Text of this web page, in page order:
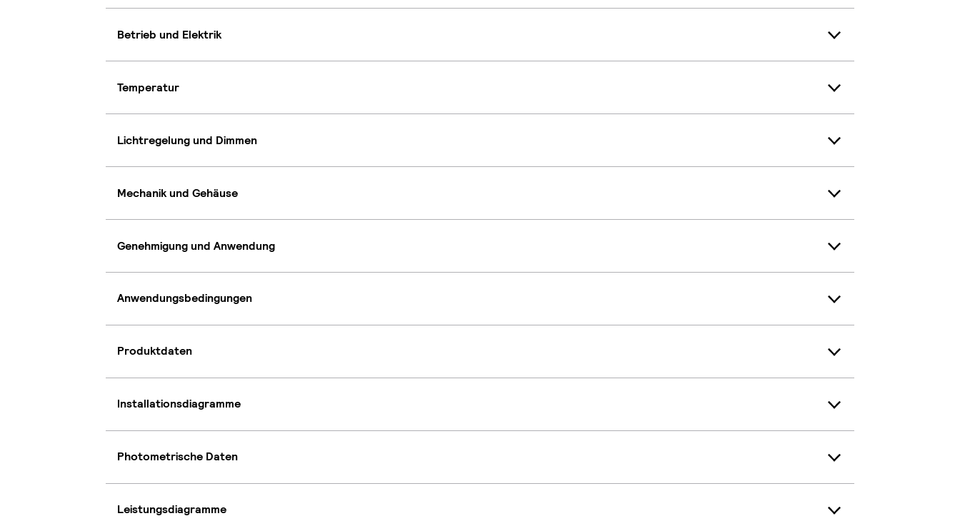
Betrieb und Elektrik
Temperatur
Lichtregelung und Dimmen
Mechanik und Gehäuse
Genehmigung und Anwendung
Anwendungsbedingungen
Produktdaten
Installationsdiagramme
Photometrische Daten
Leistungsdiagramme